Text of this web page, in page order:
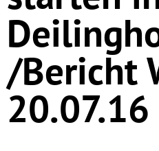
/Bericht
20.07.16